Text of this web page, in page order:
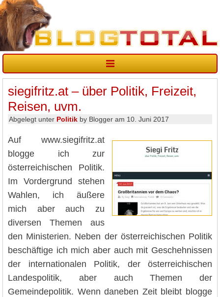
siegifritz.at – über Politik, Freizeit,
Reisen, uvm.
Abgelegt unter Politik by Blogger am 10. Juni 2017
Auf www.siegifritz.at
blogge ich zur
österreichischen Politik.
Im Vordergrund stehen
Wahlen, ich äußere
mich aber auch zu
diversen Themen aus
den Ministerien. Neben der österreichischen Politik
beschäftige ich mich aber auch mit Geschehnissen
der internationalen Politik, der österreichischen
Landespolitik, aber auch Themen der
Gemeindepolitik. Wenn daneben Zeit bleibt blogge